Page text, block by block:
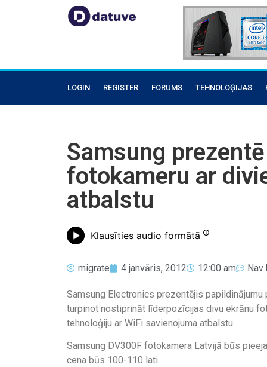
LOGIN REGISTER FORUMS TEHNOLOĢIJAS
Samsung
fotokameru ar
atbalstu
Klausīties audio formātā
migrate 4 janvāris, 2012 12:00 am Nav
Samsung Electronics prezentējis
turpinot nostiprināt līderpozīcijas divu ekrānu
tehnoloģiju ar WiFi savienojuma atbalstu.
Samsung DV300F fotokamera Latvijā būs
cena būs 100-110 lati.